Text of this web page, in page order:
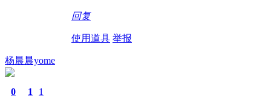
回复
使用道具 举报
杨晨晨yome
0 1 1